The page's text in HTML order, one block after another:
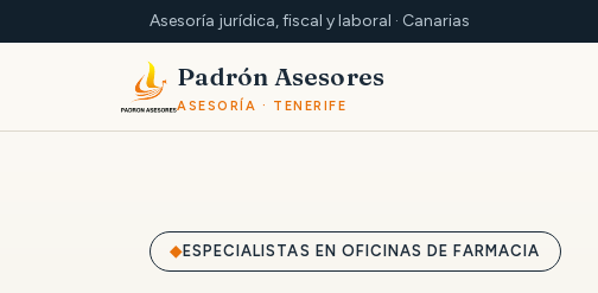
Asesoría jurídica, fiscal y laboral · Canarias
Padrón Asesores
ASESORÍA · TENERIFE
ESPECIALISTAS EN OFICINAS DE FARMACIA